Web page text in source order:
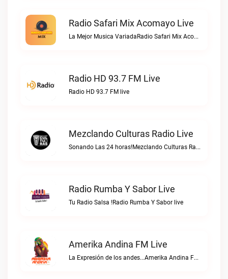
Radio Safari Mix Acomayo Live
La Mejor Musica VariadaRadio Safari Mix Acomayo live
Radio HD 93.7 FM Live
Radio HD 93.7 FM live
Mezclando Culturas Radio Live
Sonando Las 24 horas!Mezclando Culturas Radio live
Radio Rumba Y Sabor Live
Tu Radio Salsa !Radio Rumba Y Sabor live
Amerika Andina FM Live
La Expresión de los andes...Amerika Andina FM live